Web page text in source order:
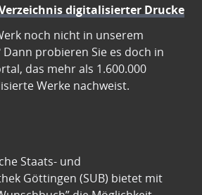
digitalisierter Drucke
noch nicht in unserem
probieren Sie es doch in
das mehr als 1.600.000
Werke nachweist.
Staats- und
Göttingen (SUB) bietet mit